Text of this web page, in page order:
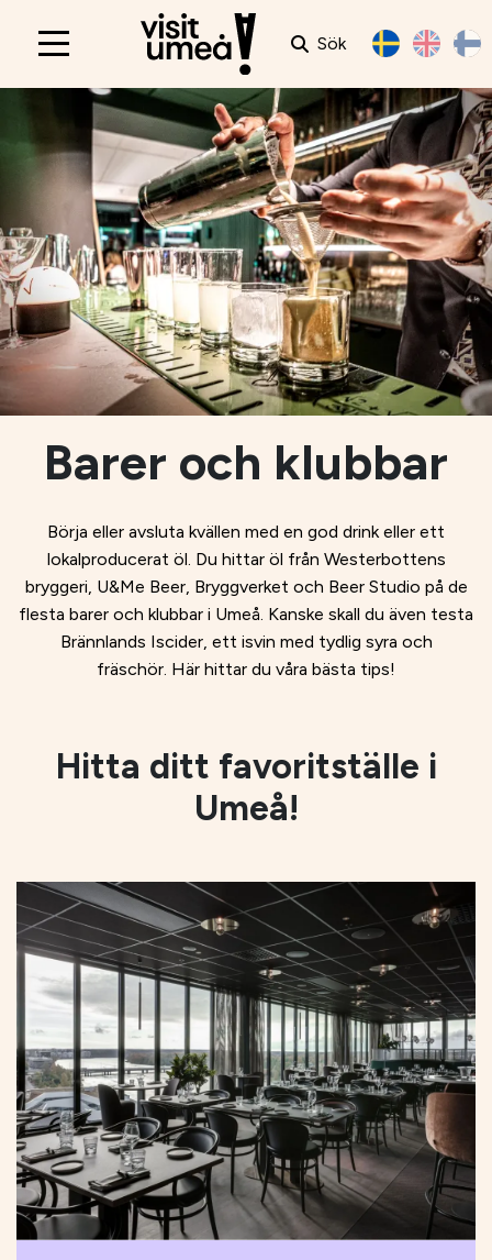
Main
Sök
Barer och klubbar
Börja eller avsluta kvällen med en god drink eller ett
lokalproducerat öl. Du hittar öl från Westerbottens
bryggeri, U&Me Beer, Bryggverket och Beer Studio på de
flesta barer och klubbar i Umeå. Kanske skall du även testa
Brännlands Iscider, ett isvin med tydlig syra och
fräschör. Här hittar du våra bästa tips!
Hitta ditt favoritställe i
Umeå!